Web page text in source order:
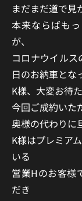
まだまだ道で見
本来ならばも
が、
コロナウイル
日のお納車とな
K様、大変お待
今回ご成約いた
奥様の代わりに
K様はプレミア
いる
営業Hのお客様
だき